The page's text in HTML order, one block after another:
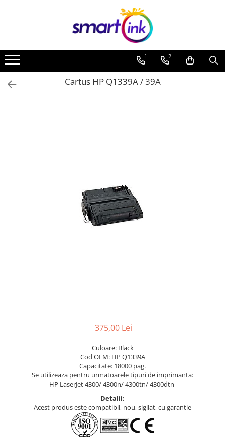
1 2
Cartus HP Q1339A / 39A
375,00 Lei
Culoare: Black
Cod OEM: HP Q1339A
Capacitate: 18000 pag.
Se utilizeaza pentru urmatoarele tipuri de imprimanta:
HP LaserJet 4300/ 4300n/ 4300tn/ 4300dtn
Detalii:
Acest produs este compatibil, nou, sigilat, cu garantie